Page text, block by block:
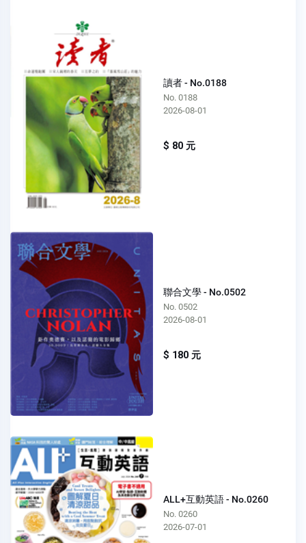
讀者 - No.0188
No. 0188
2026-08-01
$ 80 元
聯合文學 - No.0502
No. 0502
2026-08-01
$ 180 元
ALL+互動英語 - No.0260
No. 0260
2026-07-01